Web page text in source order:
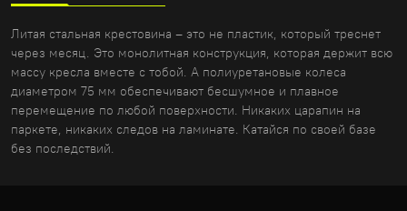
Литая стальная крестовина – это не пластик, который треснет
через месяц. Это монолитная конструкция, которая держит всю
массу кресла вместе с тобой. А полиуретановые колеса
диаметром 75 мм обеспечивают бесшумное и плавное
перемещение по любой поверхности. Никаких царапин на
паркете, никаких следов на ламинате. Катайся по своей базе
без последствий.